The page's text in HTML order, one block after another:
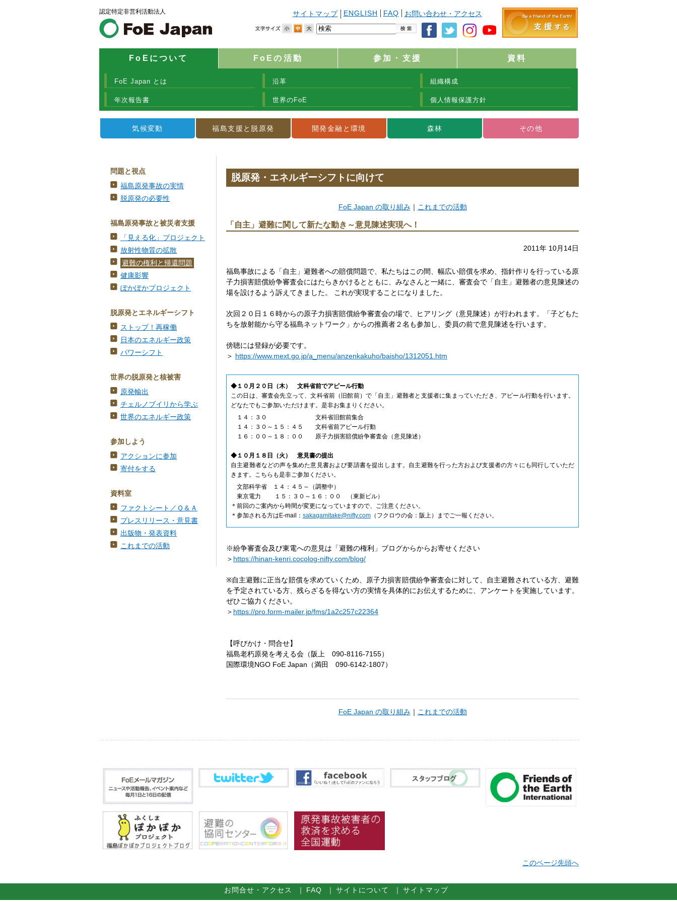
認定特定非営利活動法人 サイトマップ ENGLISH FAQ お問い合わせ・アクセス
FoEについて FoEの活動 参加・支援 資料
FoE Japan とは 沿革 組織構成
年次報告書 世界のFoE 個人情報保護方針
気候変動 福島支援と脱原発 開発金融と環境 森林 その他
問題と視点
福島原発事故の実情
脱原発の必要性
福島原発事故と被災者支援
「見える化」プロジェクト
放射性物質の拡散
避難の権利と帰還問題
健康影響
ぽかぽかプロジェクト
脱原発とエネルギーシフト
ストップ！再稼働
日本のエネルギー政策
パワーシフト
世界の脱原発と核被害
原発輸出
チェルノブイリから学ぶ
世界のエネルギー政策
参加しよう
アクションに参加
寄付をする
資料室
ファクトシート／Ｑ＆Ａ
プレスリリース・意見書
出版物・発表資料
これまでの活動
脱原発・エネルギーシフトに向けて
FoE Japan の取り組み｜ これまでの活動
「自主」避難に関して新たな動き～意見陳述実現へ！
2011年 10月14日
福島事故による「自主」避難者への賠償問題で、私たちはこの間、幅広い賠償を求め、指針作りを行っている原
子力損害賠償紛争審査会にはたらきかけるとともに、みなさんと一緒に、審査会で「自主」避難者の意見陳述の
場を設けるよう訴えてきました。 これが実現することになりました。
次回２０日１６時からの原子力損害賠償紛争審査会の場で、ヒアリング（意見陳述）が行われます。「子どもた
ちを放射能から守る福島ネットワーク」からの推薦者２名も参加し、委員の前で意見陳述を行います。
傍聴には登録が必要です。
＞ https://www.mext.go.jp/a_menu/anzenkakuho/baisho/1312051.htm
◆１０月２０日（木） 文科省前でアピール行動
この日は、審査会先立って、文科省前（旧館前）で「自主」避難者と支援者に集まっていただき、アピール行動を行います。
どなたでもご参加いただけます。是非お集まりください。
１４：３０ 文科省旧館前集合
１４：３０～１５：４５ 文科省前アピール行動
１６：００～１８：００ 原子力損害賠償紛争審査会（意見陳述）
◆１０月１８日（火） 意見書の提出
自主避難者などの声を集めた意見書および要請書を提出します。自主避難を行った方および支援者の方々にも同行していただ
きます。こちらも是非ご参加ください。
文部科学省 １４：４５～（調整中）
東京電力 １５：３０～１６：００ （東新ビル）
＊前回のご案内から時間が変更になっていますので、ご注意ください。
＊参加される方はE-mail： sakagamitake@nifty.com （フクロウの会：阪上）までご一報ください。
※紛争審査会及び東電への意見は「避難の権利」ブログからからお寄せください
＞ https://hinan-kenri.cocolog-nifty.com/blog/
※自主避難に正当な賠償を求めていくため、原子力損害賠償紛争審査会に対して、自主避難されている方、避難
を予定されている方、残らざるを得ない方の実情を具体的にお伝えするために、アンケートを実施しています。
ぜひご協力ください。
＞ https://pro.form-mailer.jp/fms/1a2c257c22364
【呼びかけ・問合せ】
福島老朽原発を考える会（阪上 090-8116-7155）
国際環境NGO FoE Japan（満田 090-6142-1807）
FoE Japan の取り組み｜ これまでの活動
このページ先頭へ
お問合せ・アクセス FAQ サイトについて サイトマップ